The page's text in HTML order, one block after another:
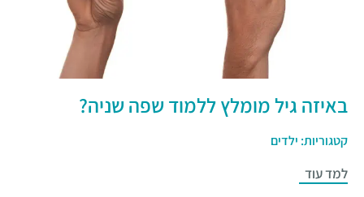
באיזה גיל מומלץ ללמוד שפה שניה?
קטגוריות: ילדים
למד עוד